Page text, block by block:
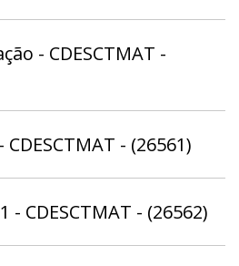
- CDESCTMAT -
- (26561)
- CDESCTMAT - (26562)